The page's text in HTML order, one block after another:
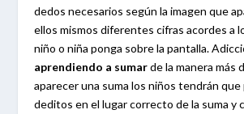
dedos necesarios según la imagen que
ellos mismos diferentes cifras acordes a
niño o niña ponga sobre la pantalla.
aprendiendo a sumarde la manera más
aparecer una suma los niños tendrán que
deditos en el lugar correcto de la suma y